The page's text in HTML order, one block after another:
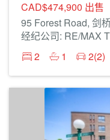
CAD$474,900 出售
95 Forest Road, 剑
经纪公司: RE/MAX
2
1 2(2)